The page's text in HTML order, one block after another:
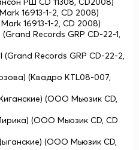
16913-1-2, CD 2008)
16913-1-2, CD 2008)
Records GRP CD-22-1,
Records GRP CD-22-2,
(Квадро KTL08-007,
(ООО Мьюзик CD,
(ООО Мьюзик CD, CD
(ООО Мьюзик CD,